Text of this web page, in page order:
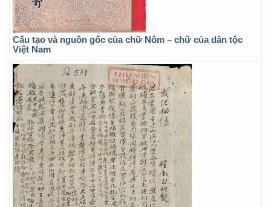
Cấu tạo và nguồn gốc của chữ Nôm – chữ của dân tộc
Việt Nam